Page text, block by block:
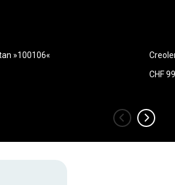
»100106«
CHF
‹ ›